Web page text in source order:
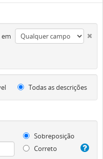
em
Todas as descrições
Sobreposição
Correto